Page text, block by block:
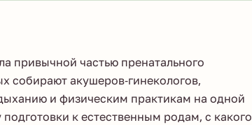
привычной частью пренатального
собирают акушеров-гинекологов,
и физическим практикам на одной
к естественным родам, с какого